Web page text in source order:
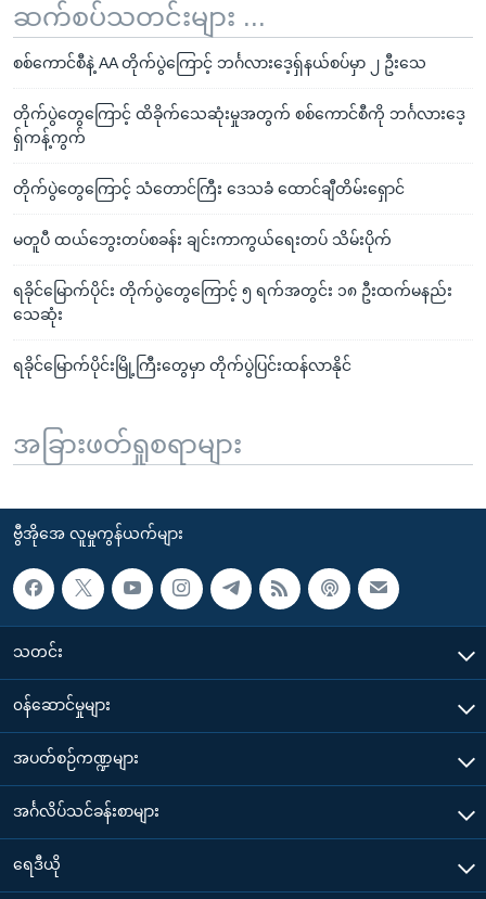
ဆက်စပ်သတင်းများ ...
စစ်ကောင်စီနဲ့ AA တိုက်ပွဲကြောင့် ဘင်္ဂလားဒေ့ရှ်နယ်စပ်မှာ ၂ ဦးသေ
တိုက်ပွဲတွေကြောင့် ထိခိုက်သေဆုံးမှုအတွက် စစ်ကောင်စီကို ဘင်္ဂလားဒေ့
ရှ်ကန့်ကွက်
တိုက်ပွဲတွေကြောင့် သံတောင်ကြီး ဒေသခံ ထောင်ချီတိမ်းရှောင်
မတူပီ ထယ်ဘွေးတပ်စခန်း ချင်းကာကွယ်ရေးတပ် သိမ်းပိုက်
ရခိုင်မြောက်ပိုင်း တိုက်ပွဲတွေကြောင့် ၅ ရက်အတွင်း ၁၈ ဦးထက်မနည်း
သေဆုံး
ရခိုင်မြောက်ပိုင်းမြို့ကြီးတွေမှာ တိုက်ပွဲပြင်းထန်လာနိုင်
အခြားဖတ်ရှုစရာများ
ဗွီအိုအေ လူမှုကွန်ယက်များ
သတင်း
၀န်ဆောင်မှုများ
အပတ်စဉ်ကဏ္ဍများ
အင်္ဂလိပ်သင်ခန်းစာများ
ရေဒီယို